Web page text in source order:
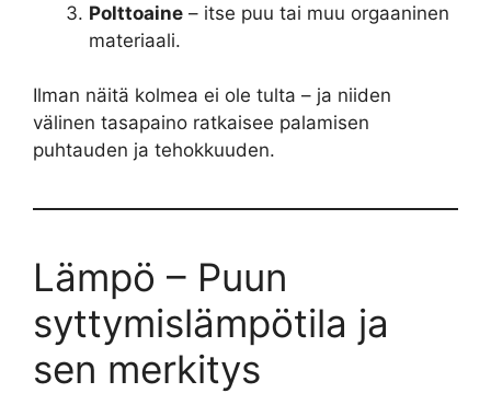
Polttoaine – itse puu tai muu orgaaninen
materiaali.
Ilman näitä kolmea ei ole tulta – ja niiden
välinen tasapaino ratkaisee palamisen
puhtauden ja tehokkuuden.
Lämpö – Puun
syttymislämpötila ja
sen merkitys